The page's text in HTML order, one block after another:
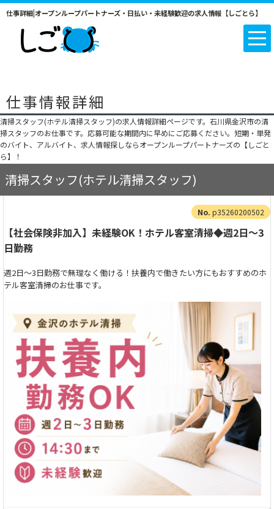
仕事詳細|オープンループパートナーズ・日払い・未経験歓迎の求人情報【しごとら】
仕事情報詳細
清掃スタッフ(ホテル清掃スタッフ)の求人情報詳細ページです。石川県金沢市の清
掃スタッフのお仕事です。応募可能な期間内に早めにご応募ください。短期・単発
のバイト、アルバイト、求人情報探しならオープンループパートナーズの【しごと
ら】！
清掃スタッフ(ホテル清掃スタッフ)
p35260200502
【社会保険非加入】未経験OK！ホテル客室清掃◆週2日～3
日勤務
週2日～3日勤務で無理なく働ける！扶養内で働きたい方にもおすすめのホ
テル客室清掃のお仕事です。